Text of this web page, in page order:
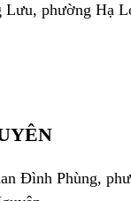
Lưu, phường Hạ
Đình Phùng,